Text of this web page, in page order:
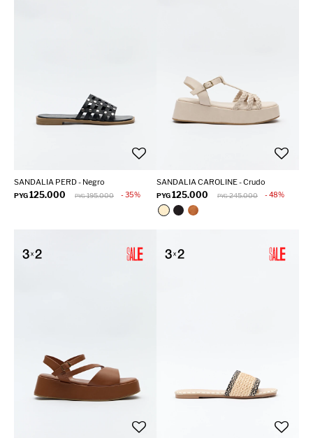
SANDALIA PERD - Negro
PYG125.000 PYG 195.000 35
SANDALIA CAROLINE - Crudo
PYG125.000 PYG 245.000 48